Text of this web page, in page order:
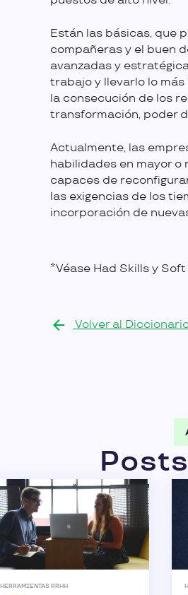
Están las básicas, que
compañeras y el buen
avanzadas y
trabajo y llevarlo lo
la consecución de los
transformación, poder
Actualmente, las
habilidades en mayor o
capaces de
las exigencias de los
incorporación de
*Véase Had Skills y
Volver al
HERRAMIENTAS RRHH